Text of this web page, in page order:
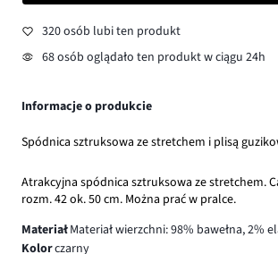
320 osób lubi ten produkt
68 osób oglądało ten produkt w ciągu 24h
Informacje o produkcie
Spódnica sztruksowa ze stretchem i plisą
Atrakcyjna spódnica sztruksowa ze stretchem.
rozm. 42 ok. 50 cm. Można prać w pralce.
MateriałMateriał wierzchni: 98% bawełna, 2%
Kolorczarny